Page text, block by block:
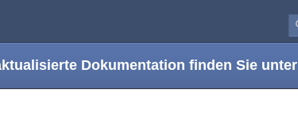
Dokumentation finden Sie unter